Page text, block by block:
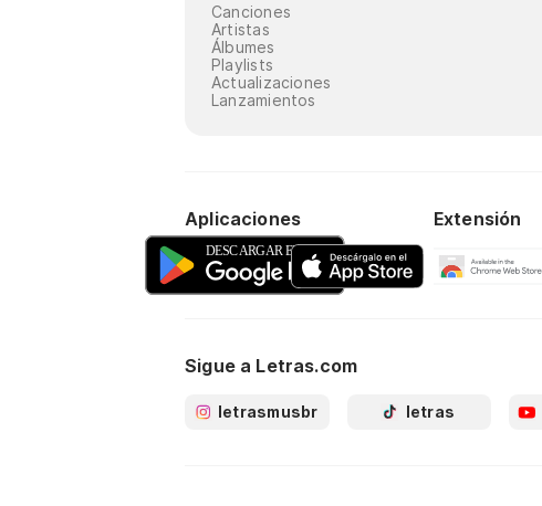
Canciones
Artistas
Álbumes
Playlists
Actualizaciones
Lanzamientos
Aplicaciones Extensión
Sigue a Letras.com
letrasmusbr letras